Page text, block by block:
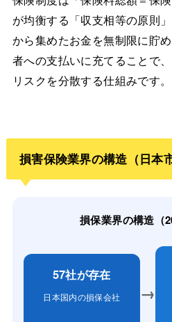
が均衡する「収支相等の原則
から集めたお金を無制限に貯
者への支払いに充てることで
リスクを分散する仕組みです。
損害保険業界の構造（日本
損保業界の構造（
57社が存在
日本国内の損保会社 →